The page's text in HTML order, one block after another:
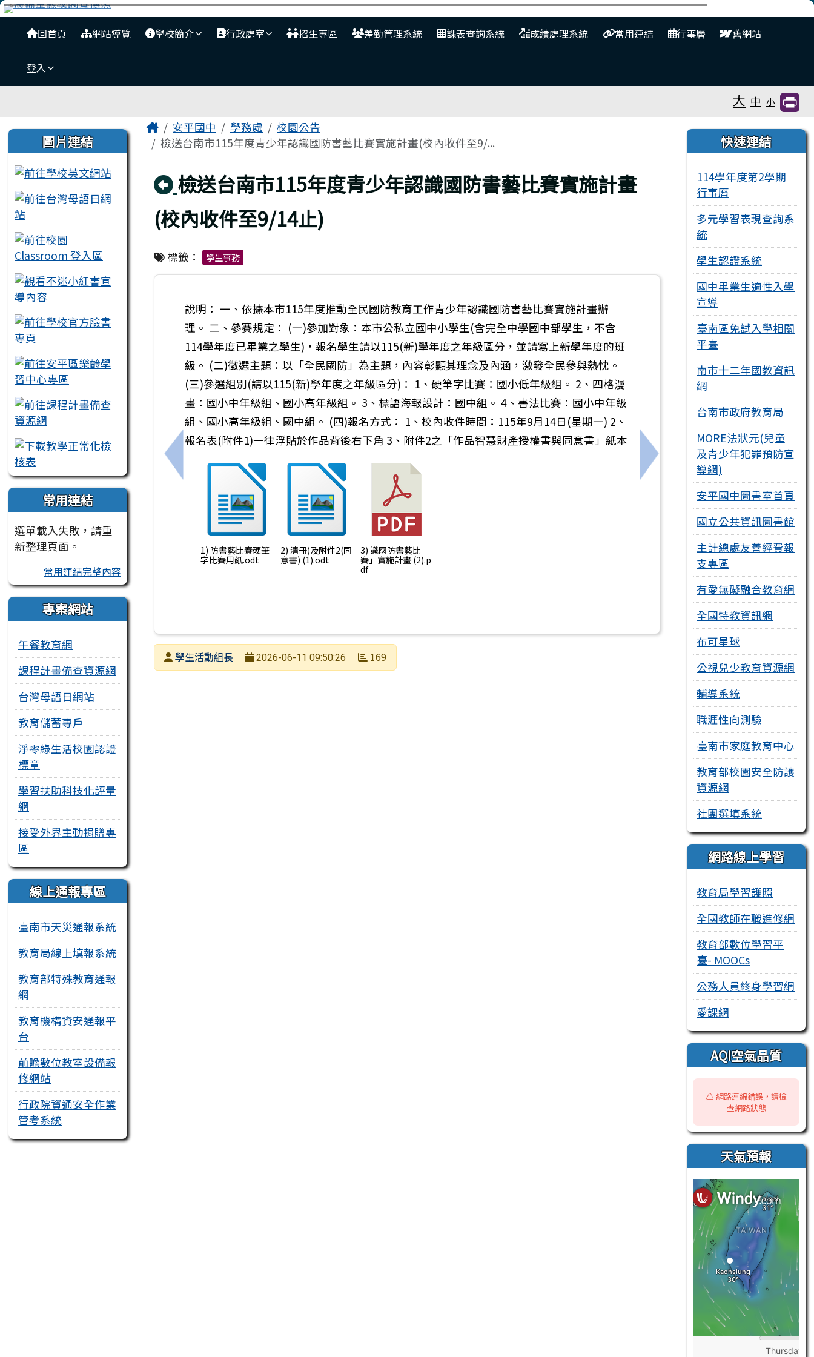
跳至主內容區
臺南市安平國中全球資訊網
導覽列
回首頁 網站導覽 學校簡介 行政處室 招生專區 差勤管理系統 課表查詢系統 成績處理系統 常用連結 行事曆 舊網站
登入
大 中 小
左邊區域內容
圖片連結
常用連結
選單載入失敗，請重
新整理頁面。
常用連結完整內容
專案網站
午餐教育網
課程計畫備查資源網
台灣母語日網站
教育儲蓄專戶
淨零綠生活校園認證
標章
學習扶助科技化評量
網
接受外界主動捐贈專
區
線上通報專區
臺南市天災通報系統
教育局線上填報系統
教育部特殊教育通報
網
教育機構資安通報平
台
前瞻數位教室設備報
修網站
行政院資通安全作業
管考系統
主內容區域
Home安平國中 學務處
校園公告
檢送台南市115年度青少年認識國防書藝比賽實施計畫(校內收件至9/...
回上頁
檢送台南市115年度青少年認識國防書藝比賽實施計畫
(校內收件至9/14止)
標籤： 學生事務
上一筆：餐前五分鐘營養午餐影片
說明： 一、依據本市115年度推動全民國防教育工作青少年認識國防書藝比賽實施計畫辦
理。 二、參賽規定： (一)參加對象：本市公私立國中小學生(含完全中學國中部學生，不含
114學年度已畢業之學生)，報名學生請以115(新)學年度之年級區分，並請寫上新學年度的班
級。 (二)徵選主題：以「全民國防」為主題，內容彰顯其理念及內涵，激發全民參與熱忱。
(三)參選組別(請以115(新)學年度之年級區分)： 1、硬筆字比賽：國小低年級組。 2、四格漫
畫：國小中年級組、國小高年級組。 3、標語海報設計：國中組。 4、書法比賽：國小中年級
組、國小高年級組、國中組。 (四)報名方式： 1、校內收件時間：115年9月14日(星期一) 2、
報名表(附件1)一律浮貼於作品背後右下角 3、附件2之「作品智慧財產授權書與同意書」紙本
1) 防書藝比賽硬筆
字比賽用紙.odt
2) 清冊)及附件2(同
意書) (1).odt
3) 識國防書藝比
賽」實施計畫 (2).p
df
下一筆：轉知115年全國中等學
發布者學生活動組長
2026-06-11 09:50:26 169
右邊區域內容
快速連結
114學年度第2學期
行事曆
多元學習表現查詢系
統
學生認證系統
國中畢業生適性入學
宣導
臺南區免試入學相關
平臺
南市十二年國教資訊
網
台南市政府教育局
MORE法狀元(兒童
及青少年犯罪預防宣
導網)
安平國中圖書室首頁
國立公共資訊圖書館
主計總處友善經費報
支專區
有愛無礙融合教育網
全國特教資訊網
布可星球
公視兒少教育資源網
輔導系統
職涯性向測驗
臺南市家庭教育中心
教育部校園安全防護
資源網
社團選填系統
網路線上學習
教育局學習護照
全國教師在職進修網
教育部數位學習平
臺- MOOCs
公務人員終身學習網
愛課網
AQI空氣品質
⚠️ 網路連線錯誤，請檢
查網路狀態
天氣預報
頁尾區域